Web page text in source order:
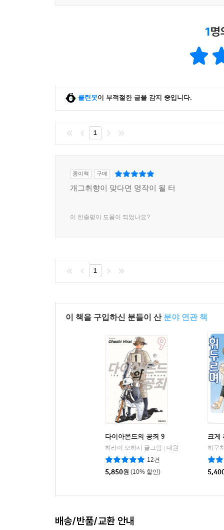
1명
클린봇이 부적절한 글을 감지 중입니다.
1
종이책 구매
개그취향이 맞다면 명작이 될 터
이 한줄평이 도움이 되었나요?
1
이 책을 구입하신 분들이 산 분야 연관 책
다이아몬드의 공죄 9
히라이 오하시 글그림
대원
12건
5,850원 (10% 할인)
크게
히구
배송/반품/교환 안내